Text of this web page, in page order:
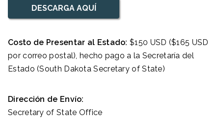
DESCARGA AQUÍ
Costo de Presentar al Estado: $150 USD ($165 USD
por correo postal), hecho pago a la Secretaría del
Estado (South Dakota Secretary of State)
Dirección de Envío:
Secretary of State Office